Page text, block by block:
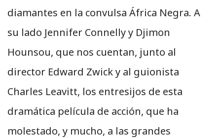
diamantes en la convulsa África Negra. A
su lado Jennifer Connelly y Djimon
Hounsou, que nos cuentan, junto al
director Edward Zwick y al guionista
Charles Leavitt, los entresijos de esta
dramática película de acción, que ha
molestado, y mucho, a las grandes